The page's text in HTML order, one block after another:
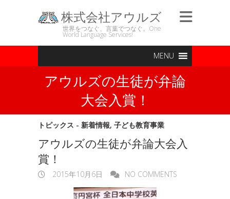
株式会社アウルズ
世界をつなぐ、言葉でつなぐ。One
World Language Services!
MENU
アウルズの生徒が弁論
大会入賞！
トピックス - 新着情報, 子ども教育事業
アウルズの生徒が弁論大会入
賞！
2015年10月6日 NO COMMENTS